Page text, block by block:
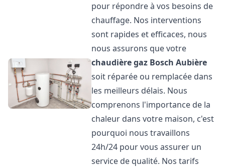
pour répondre à vos besoins de
chauffage. Nos interventions
sont rapides et efficaces, nous
nous assurons que votre
chaudière gaz Bosch Aubière
soit réparée ou remplacée dans
les meilleurs délais. Nous
comprenons l'importance de la
chaleur dans votre maison, c'est
pourquoi nous travaillons
24h/24 pour vous assurer un
service de qualité. Nos tarifs